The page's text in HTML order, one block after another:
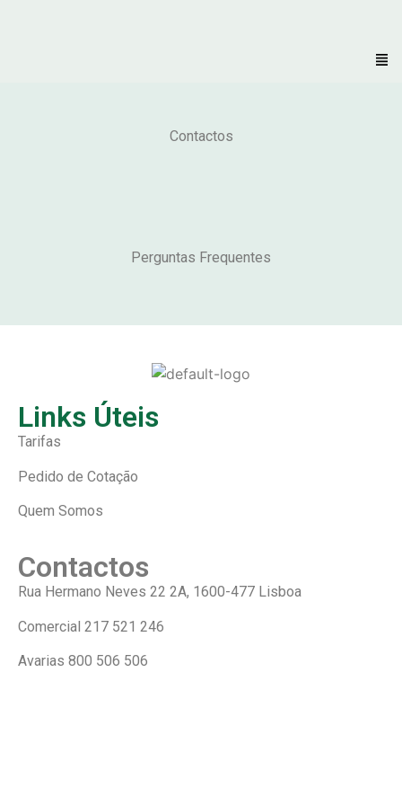
Contactos
Perguntas Frequentes
Links Úteis
Tarifas
Pedido de Cotação
Quem Somos
Contactos
Rua Hermano Neves 22 2A, 1600-477 Lisboa
Comercial 217 521 246
Avarias 800 506 506